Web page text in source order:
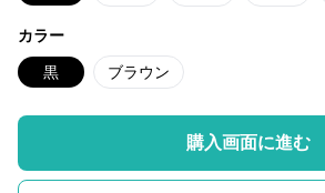
カラー
黒 ブラウン
購入画面に進む